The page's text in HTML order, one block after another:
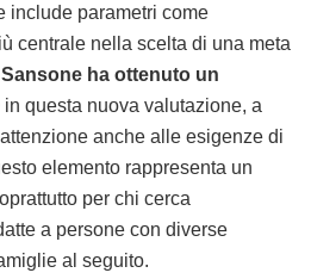
include parametri come
centrale nella scelta di una meta
ha ottenuto un
in questa nuova valutazione, a
anche alle esigenze di
elemento rappresenta un
per chi cerca
a persone con diverse
al seguito.